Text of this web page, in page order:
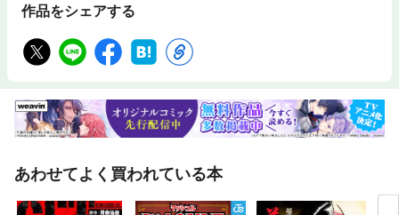
作品をシェアする
あわせてよく買われている本